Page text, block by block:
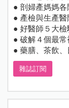
● 剖婦產媽媽
● 產檢與生產醫
● 好醫師５大
● 破解４個最
● 藥膳、茶飲
雜誌訂閱